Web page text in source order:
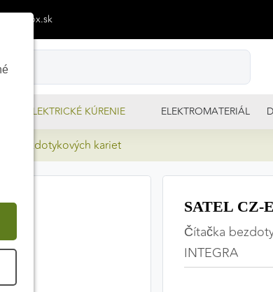
ELEKTRICKÉ KÚRENIE ELEKTROMATERIÁL
bezdotykových kariet
SATEL CZ-
Čítačka
INTEGRA